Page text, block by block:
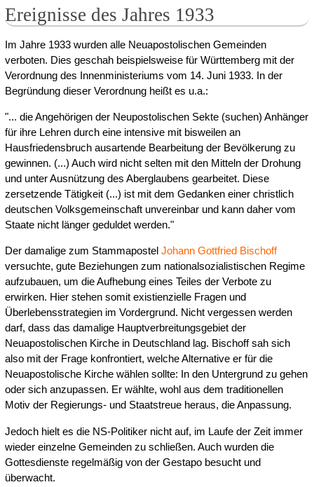
Ereignisse des Jahres 1933
Im Jahre 1933 wurden alle Neuapostolischen Gemeinden
verboten. Dies geschah beispielsweise für Württemberg mit der
Verordnung des Innenministeriums vom 14. Juni 1933. In der
Begründung dieser Verordnung heißt es u.a.:
"... die Angehörigen der Neupostolischen Sekte (suchen) Anhänger
für ihre Lehren durch eine intensive mit bisweilen an
Hausfriedensbruch ausartende Bearbeitung der Bevölkerung zu
gewinnen. (...) Auch wird nicht selten mit den Mitteln der Drohung
und unter Ausnützung des Aberglaubens gearbeitet. Diese
zersetzende Tätigkeit (...) ist mit dem Gedanken einer christlich
deutschen Volksgemeinschaft unvereinbar und kann daher vom
Staate nicht länger geduldet werden."
Der damalige zum Stammapostel Johann Gottfried Bischoff
versuchte, gute Beziehungen zum nationalsozialistischen Regime
aufzubauen, um die Aufhebung eines Teiles der Verbote zu
erwirken. Hier stehen somit existienzielle Fragen und
Überlebensstrategien im Vordergrund. Nicht vergessen werden
darf, dass das damalige Hauptverbreitungsgebiet der
Neuapostolischen Kirche in Deutschland lag. Bischoff sah sich
also mit der Frage konfrontiert, welche Alternative er für die
Neuapostolische Kirche wählen sollte: In den Untergrund zu gehen
oder sich anzupassen. Er wählte, wohl aus dem traditionellen
Motiv der Regierungs- und Staatstreue heraus, die Anpassung.
Jedoch hielt es die NS-Politiker nicht auf, im Laufe der Zeit immer
wieder einzelne Gemeinden zu schließen. Auch wurden die
Gottesdienste regelmäßig von der Gestapo besucht und
überwacht.